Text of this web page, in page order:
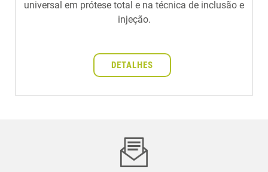
universal em prótese total e na técnica de inclusão e
injeção.
DETALHES